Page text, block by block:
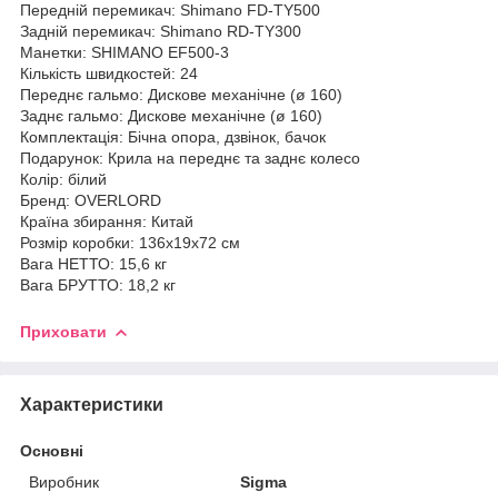
Передній перемикач: Shimano FD-TY500
Задній перемикач: Shimano RD-TY300
Манетки: SHIMANO EF500-3
Кількість швидкостей: 24
Переднє гальмо: Дискове механічне (ø 160)
Заднє гальмо: Дискове механічне (ø 160)
Комплектація: Бічна опора, дзвінок, бачок
Подарунок: Крила на переднє та заднє колесо
Колір: білий
Бренд: OVERLORD
Країна збирання: Китай
Розмір коробки: 136х19х72 см
Вага НЕТТО: 15,6 кг
Вага БРУТТО: 18,2 кг
Приховати
Характеристики
Основні
Виробник
Sigma